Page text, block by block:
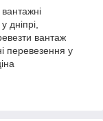
дніпрі,
вантаж
перевезення у